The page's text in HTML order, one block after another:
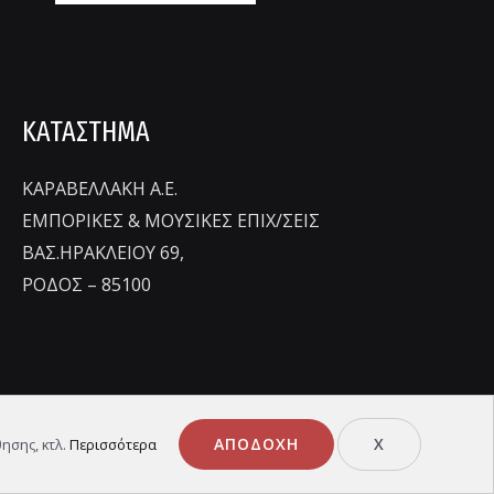
κτλ. Περισσότερα ΑΠΟΔΟΧΉ Χ
ΚΑΤΑΣΤΗΜΑ
ΚΑΡΑΒΕΛΛΑΚΗ Α.Ε.
ΕΜΠΟΡΙΚΕΣ & ΜΟΥΣΙΚΕΣ ΕΠΙΧ/ΣΕΙΣ
ΒΑΣ.ΗΡΑΚΛΕΙΟΥ 69,
ΡΟΔΟΣ – 85100
Κατασκευή E-shop Rodos Web Design